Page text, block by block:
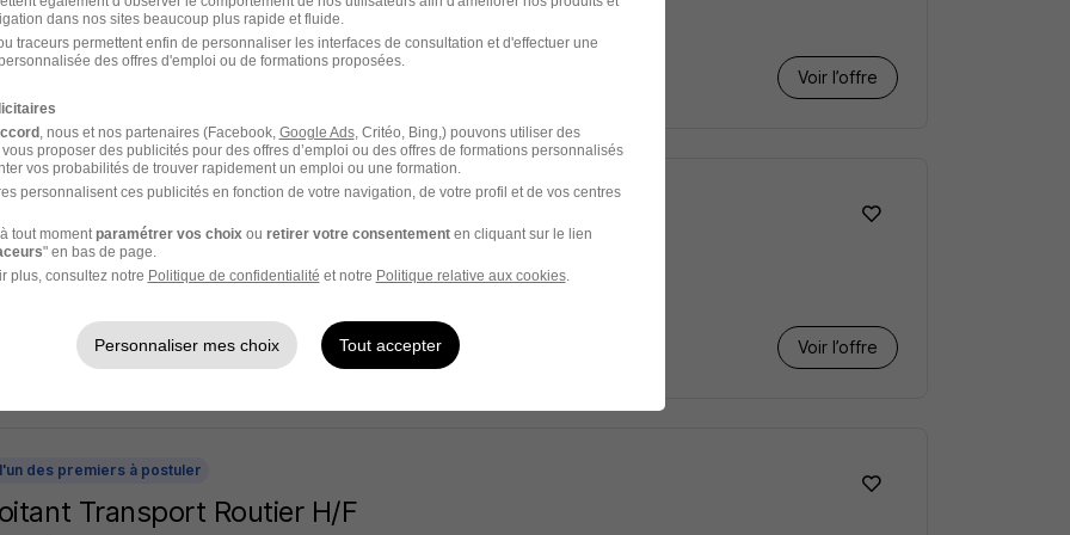
sur-Moselle - 54 Alternance 492,22 - 1 823,03 € / mois
Voir l’offre
d'Exploitation H/F
et Valorisation des Déchets
Voir l’offre
des premiers à postuler
Transport Routier H/F
dans nos sites beaucoup plus rapide et fluide.
traceurs permettent enfin de personnaliser les interfaces de consultation et d'effectuer une
des offres d'emploi ou de formations proposées.
, nous et nos partenaires (Facebook, Google Ads, Critéo, Bing,) pouvons utiliser des
proposer des publicités pour des offres d’emploi ou des offres de formations personnalisés
vos probabilités de trouver rapidement un emploi ou une formation.
personnalisent ces publicités en fonction de votre navigation, de votre profil et de vos centres
tout moment paramétrer vos choix ou retirer votre consentementen cliquant sur le lien
" en bas de page.
plus, consultez notre Politique de confidentialité et notre Politique relative aux cookies.
Personnaliser mes choix Tout accepter